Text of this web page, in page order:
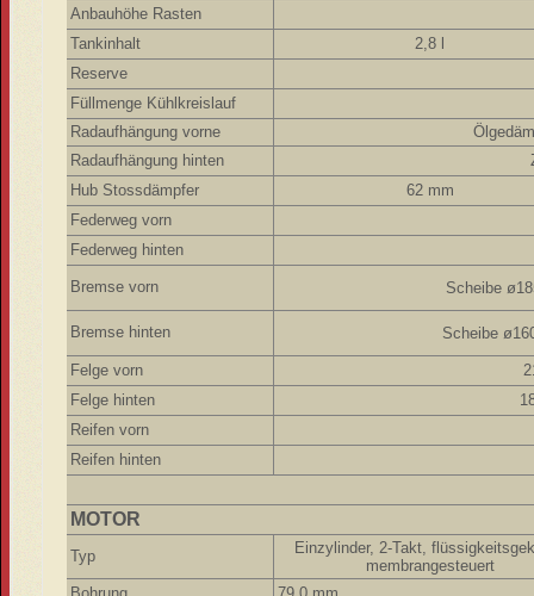
Anbauhöhe Rasten
Tankinhalt
2,8 l
Reserve
Füllmenge Kühlkreislauf
Radaufhängung vorne
Radaufhängung hinten
Hub Stossdämpfer
62 mm
Federweg vorn
Federweg hinten
Bremse vorn Scheibe
Bremse hinten Scheibe
Felge vorn
Felge hinten
Reifen vorn
Reifen hinten
MOTOR
Typ
Einzylinder, 2-Takt,
membrangesteuert